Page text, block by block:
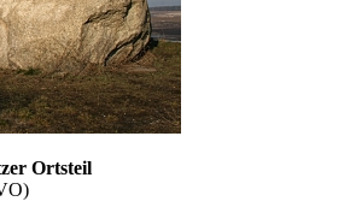
Ortsteil